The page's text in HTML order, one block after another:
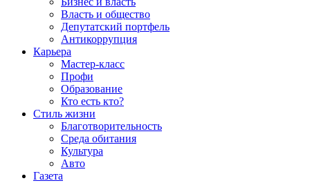
Власть и общество
Депутатский портфель
Антикоррупция
Карьера
Мастер-класс
Профи
Образование
Кто есть кто?
Стиль жизни
Благотворительность
Среда обитания
Культура
Авто
Газета